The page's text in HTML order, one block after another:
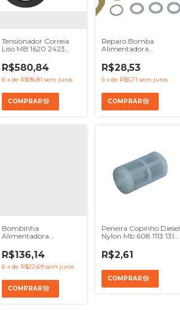
Tensionador Correia
Liso MB 1620 2423
9062004570
R$580,84
6 x de R$96,81 sem juros
Reparo Bomba
Alimentadora
Om314 321 326 352
R$28,53
5 x de R$5,71 sem juros
Bombinha
Alimentadora
Mbb Om357 709 712
R$136,14
6 x de R$22,69 sem juros
Peneira Copinho Diesel
Nylon Mb 608 1113 1313
R$2,61